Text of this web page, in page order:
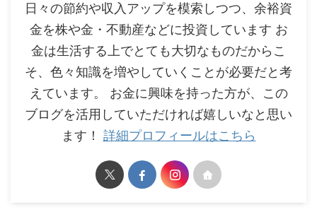
日々の節約や収入アップを模索しつつ、余裕資
金を株や金・不動産などに投資しています お
金は生活する上でとても大切なものだからこ
そ、色々知識を増やしていくことが必要だと考
えています。 お金に興味を持った方が、この
ブログを活用していただければ嬉しいなと思い
ます！ 詳細プロフィールはこちら